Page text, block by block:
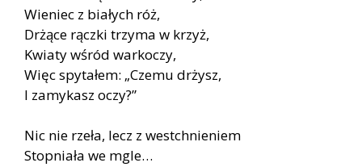
Wieniec z białych róż,
Drżące rączki trzyma w krzyż,
Kwiaty wśród warkoczy,
Więc spytałem: „Czemu drżysz,
I zamykasz oczy?”
Nic nie rzeła, lecz z westchnieniem
Stopniała we mgle…